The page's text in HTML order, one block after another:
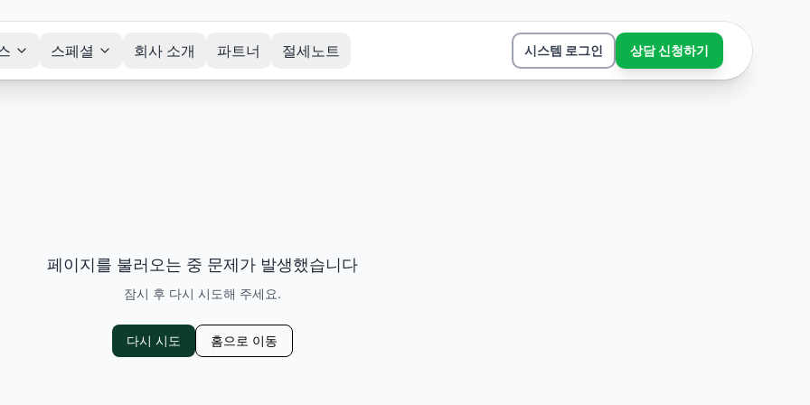
스페셜 회사 소개 파트너 절세노트 시스템 로그인 상담 신청하기
페이지를 불러오는 중 문제가 발생했습니다
잠시 후 다시 시도해 주세요.
다시 시도 홈으로 이동